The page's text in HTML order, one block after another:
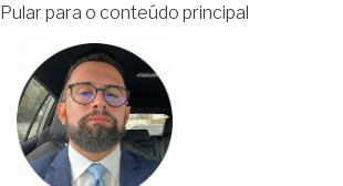
Pular para o conteúdo principal